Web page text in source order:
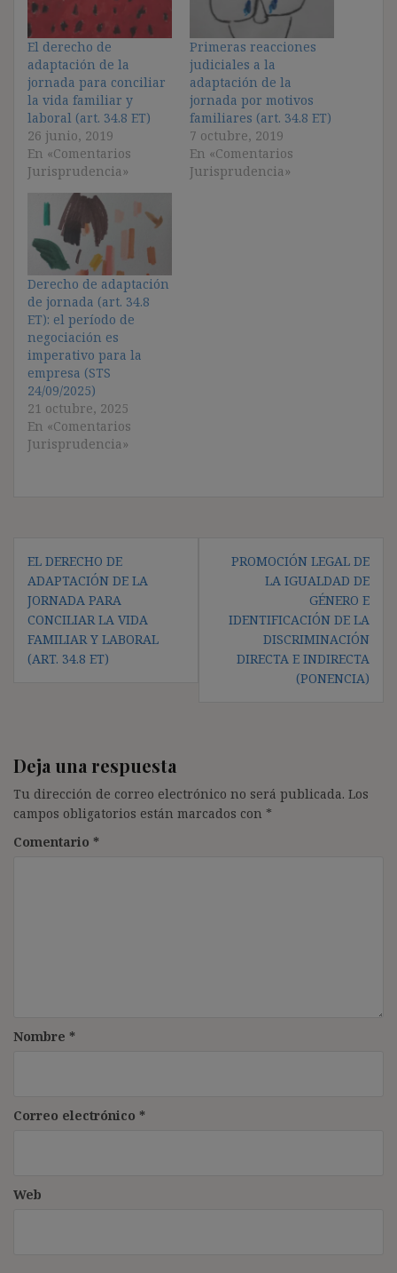
El derecho de
adaptación de la
jornada para conciliar
la vida familiar y
laboral (art. 34.8 ET)
26 junio, 2019
En «Comentarios
Jurisprudencia»
Primeras reacciones
judiciales a la
adaptación de la
jornada por motivos
familiares (art. 34.8 ET)
7 octubre, 2019
En «Comentarios
Jurisprudencia»
Derecho de adaptación
de jornada (art. 34.8
ET): el período de
negociación es
imperativo para la
empresa (STS
24/09/2025)
21 octubre, 2025
En «Comentarios
Jurisprudencia»
de
entradas
EL DERECHO DE
ADAPTACIÓN DE LA
JORNADA PARA
CONCILIAR LA VIDA
FAMILIAR Y LABORAL
(ART. 34.8 ET)
PROMOCIÓN LEGAL DE
LA IGUALDAD DE
GÉNERO E
IDENTIFICACIÓN DE LA
DISCRIMINACIÓN
DIRECTA E INDIRECTA
(PONENCIA)
Deja una respuesta
Tu dirección de correo electrónico no será publicada. Los
campos obligatorios están marcados con *
Comentario *
Nombre *
Correo electrónico *
Web